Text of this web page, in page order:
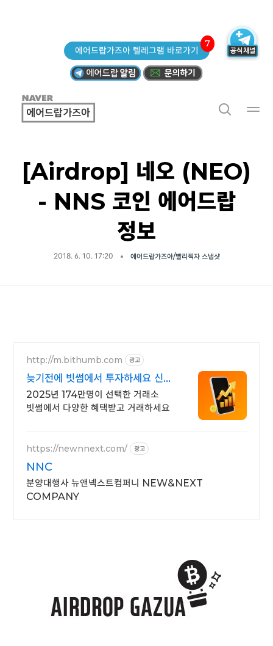
에어드랍가즈아 텔레그램 바로가기
7
[Airdrop] 네오 (NEO)
- NNS 코인 에어드랍
정보
2018. 6. 10. 17:20 에어드랍가즈아/빨리찍자 스냅샷
http://m.bithumb.com 광고
늦기전에 빗썸에서 투자하세요 신규
가입 시 5만원 혜택
2025년 174만명이 선택한 거래소
빗썸에서 다양한 혜택받고 거래하세요
https://newnnext.com/ 광고
NNC
분양대행사 뉴앤넥스트컴퍼니 NEW&NEXT
COMPANY